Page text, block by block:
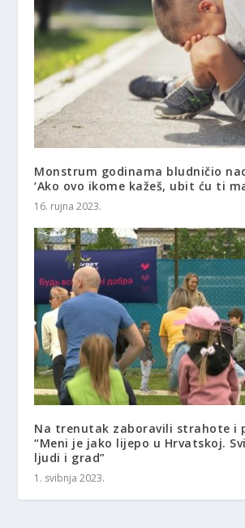
Monstrum godinama bludničio
‘Ako ovo ikome kažeš, ubit ću ti
16. rujna 2023.
Na trenutak zaboravili strahote i
“Meni je jako lijepo u Hrvatskoj.
ljudi i grad”
1. svibnja 2023.